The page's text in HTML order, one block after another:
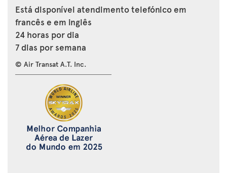
Está disponível atendimento telefónico em
francês e em inglês
24 horas por dia
7 dias por semana
© Air Transat A.T. Inc.